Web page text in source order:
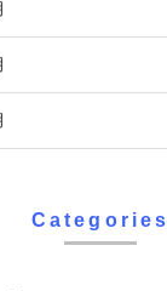
Categories